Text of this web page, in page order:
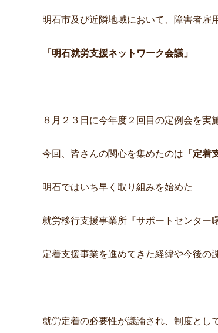
明石市及び近隣地域において、障害者雇
「明石就労支援ネットワーク会議」
８月２３日に今年度２回目の定例会を実
今回、皆さんの関心を集めたのは 「定着
明石ではいち早く取り組みを始めた
就労移行支援事業所『サポートセンタ
定着支援事業を進めてきた経緯や今後の
就労定着の必要性が議論され、制度とし